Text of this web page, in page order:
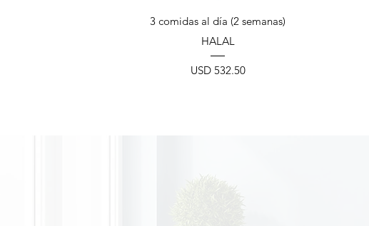
Vista rápida
3 comidas al día (2 semanas)
HALAL
Precio
USD 532.50